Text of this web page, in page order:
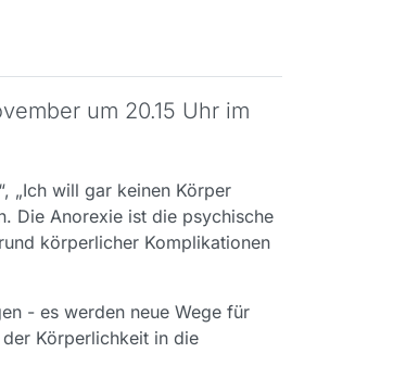
um 20.15 Uhr im
„Ich will gar keinen Körper
Die Anorexie ist die psychische
körperlicher Komplikationen
- es werden neue Wege für
Körperlichkeit in die